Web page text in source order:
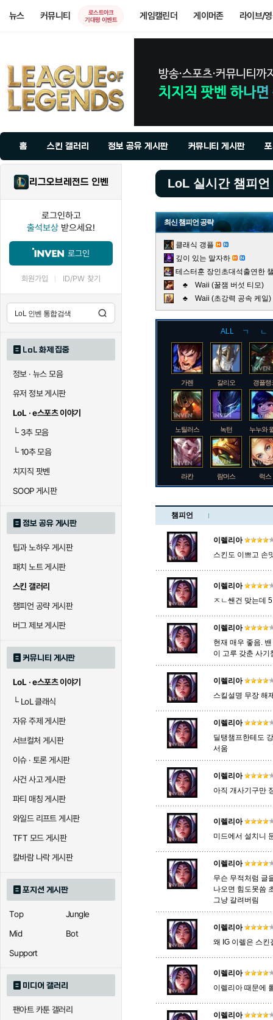
뉴스 커뮤니티
로스트아크
기대평 이벤트
게임캘린더 게이머존 라이브/
홈 스킨 갤러리 정보 공유 게시판 커뮤니티 게시판
리그오브레전드 인벤
로그인하고
출석보상 받으세요!
로그인
회원가입 ID/PW 찾기
LoL 화제 집중
정보 · 뉴스 모음
유저 정보 게시판
LoL · e스포츠 이야기
└3추 모음
└10추 모음
치지직 팟벤
SOOP 게시판
정보 공유 게시판
팁과 노하우 게시판
패치 노트 게시판
스킨 갤러리
챔피언 공략 게시판
버그 제보 게시판
커뮤니티 게시판
LoL · e스포츠 이야기
└LoL 클래식
자유 주제 게시판
서브컬처 게시판
이슈 · 토론 게시판
사건 사고 게시판
파티 매칭 게시판
와일드 리프트 게시판
TFT 모드 게시판
칼바람 나락 게시판
포지션 게시판
Top
Jungle
Mid
Bot
Support
미디어 갤러리
팬아트 카툰 갤러리
LoL 실시간 챔피언
최신 챔피언 공략
클래식 갱플
깊이 있는 말자하
테스터훈 장인초대석출연한
♣ Waii (꿀잼 버섯 티모)
♣ Waii (초강력 공속 케
ALL ㄱ ㄴ
가렌 갈리오 갱플랭
노틸러스 녹턴 누누와
라칸 람머스 럭스
말자하 말파이트 멜
바이 베이가 베인
블라디미르 블리츠크랭크 비에
세라핀 세주아니 세트
아칼리 아크샨 아트록
에코 엘리스 오공
워윅 유나
자이라 자크 자헨
직스 진 질리
챔피언
이렐리아
스킨도 이쁘고 손
이렐리아
ㅈㄴ쌘건 맞는데
이렐리아
현재 매우 좋음.
이 고루 갖춘 사기
이렐리아
스킬설명 무장 해
이렐리아
딜탱챔프한테도
서움
이렐리아
아직 개사기구만
이렐리아
미드에서 설치니
이렐리아
무슨 무적처럼 글
나오면 힘도못씀
그냥 갈려버림
이렐리아
왜 IG 이렐은 스킨
이렐리아
이렐리아 때문에
이렐리아